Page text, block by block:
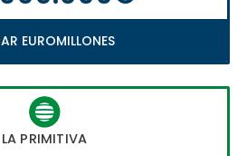
EUROMILLONES
LA PRIMITIVA